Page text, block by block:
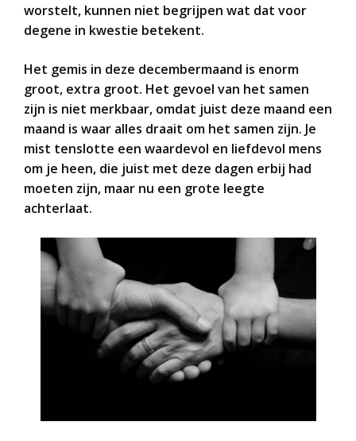
worstelt, kunnen niet begrijpen wat dat voor
degene in kwestie betekent.
Het gemis in deze decembermaand is enorm
groot, extra groot. Het gevoel van het samen
zijn is niet merkbaar, omdat juist deze maand een
maand is waar alles draait om het samen zijn. Je
mist tenslotte een waardevol en liefdevol mens
om je heen, die juist met deze dagen erbij had
moeten zijn, maar nu een grote leegte
achterlaat.